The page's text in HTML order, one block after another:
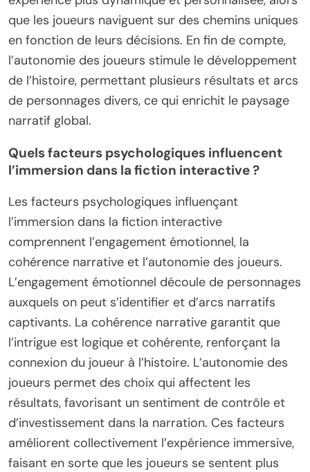
que les joueurs naviguent sur des chemins uniques
en fonction de leurs décisions. En fin de compte,
l’autonomie des joueurs stimule le développement
de l’histoire, permettant plusieurs résultats et arcs
de personnages divers, ce qui enrichit le paysage
narratif global.
Quels facteurs psychologiques influencent
l’immersion dans la fiction interactive ?
Les facteurs psychologiques influençant
l’immersion dans la fiction interactive
comprennent l’engagement émotionnel, la
cohérence narrative et l’autonomie des joueurs.
L’engagement émotionnel découle de personnages
auxquels on peut s’identifier et d’arcs narratifs
captivants. La cohérence narrative garantit que
l’intrigue est logique et cohérente, renforçant la
connexion du joueur à l’histoire. L’autonomie des
joueurs permet des choix qui affectent les
résultats, favorisant un sentiment de contrôle et
d’investissement dans la narration. Ces facteurs
améliorent collectivement l’expérience immersive,
faisant en sorte que les joueurs se sentent plus